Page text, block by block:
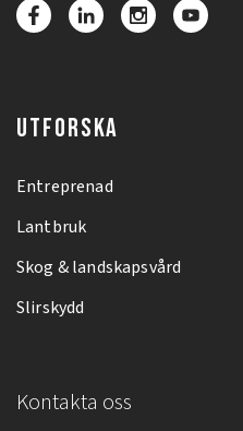
UTFORSKA
Entreprenad
Lantbruk
Skog & landskapsvård
Slirskydd
Kontakta oss